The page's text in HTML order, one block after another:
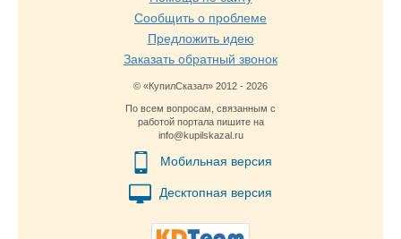
Сообщить о проблеме
Предложить идею
Заказать обратный звонок
© «КупилСказал» 2012 - 2026
По всем вопросам, связанным с
работой портала пишите на
info@kupilskazal.ru
Мобильная версия
Десктопная версия